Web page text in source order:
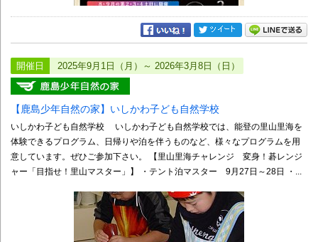
開催日 2025年9月1日（月）～ 2026年3月8日（日）
【鹿島少年自然の家】いしかわ子ども自然学校
いしかわ子ども自然学校 いしかわ子ども自然学校では、能登の里山里海を
体験できるプログラム、日帰りや泊を伴うものなど、様々なプログラムを用
意しています。ぜひご参加下さい。 【里山里海チャレンジ 変身！碁レンジ
ャー「目指せ！里山マスター」】 ・テント泊マスター 9月27日～28日 ・...